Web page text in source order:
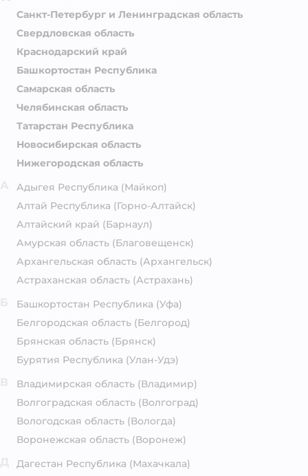
Санкт-Петербург и Ленинградская область
Свердловская область
Краснодарский край
Башкортостан Республика
Самарская область
Челябинская область
Татарстан Республика
Новосибирская область
Нижегородская область
Адыгея Республика (Майкоп)
Алтай Республика (Горно-Алтайск)
Алтайский край (Барнаул)
Амурская область (Благовещенск)
Архангельская область (Архангельск)
Астраханская область (Астрахань)
Башкортостан Республика (Уфа)
Белгородская область (Белгород)
Брянская область (Брянск)
Бурятия Республика (Улан-Удэ)
Владимирская область (Владимир)
Волгоградская область (Волгоград)
Вологодская область (Вологда)
Воронежская область (Воронеж)
Дагестан Республика (Махачкала)